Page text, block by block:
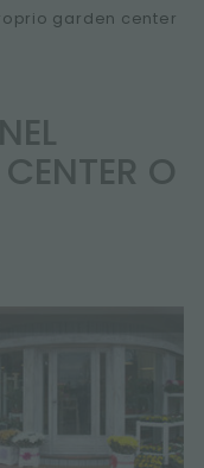
garden center
O